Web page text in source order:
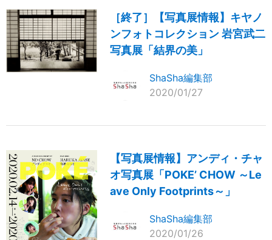
［終了］【写真展情報】キヤノ
ンフォトコレクション 岩宮武二
写真展「結界の美」
ShaSha編集部
2020/01/27
【写真展情報】アンディ・チャ
オ写真展「POKE’ CHOW ～Le
ave Only Footprints～」
ShaSha編集部
2020/01/26